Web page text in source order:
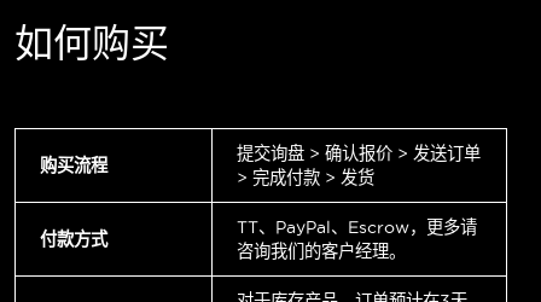
如何购买
购买流程
提交询盘 > 确认报价 > 发送订单
> 完成付款 > 发货
付款方式
TT、PayPal、Escrow，更多请
咨询我们的客户经理。